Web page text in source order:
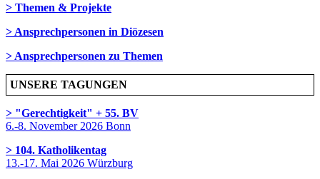
> Themen & Projekte
> Ansprechpersonen in Diözesen
> Ansprechpersonen zu Themen
UNSERE TAGUNGEN
> "Gerechtigkeit" + 55. BV
6.-8. November 2026 Bonn
> 104. Katholikentag
13.-17. Mai 2026 Würzburg